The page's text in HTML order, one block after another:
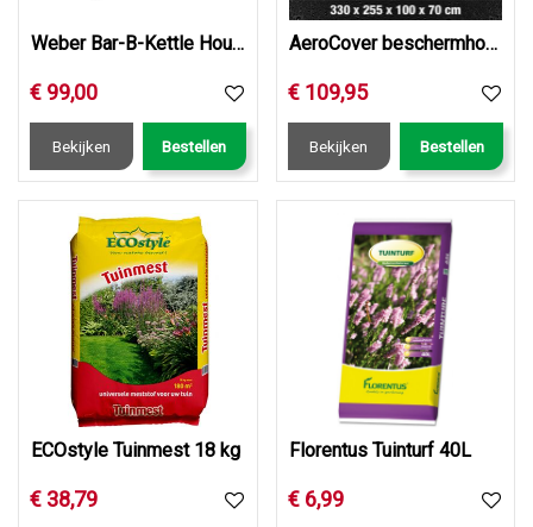
Weber Bar-B-Kettle Houtskoolbarbecue 47 cm
€ 99,00
Bekijken Bestellen
AeroCover beschermhoes loungeset hoekset rechts 330x255x100…
€ 109,95
Bekijken Bestellen
ECOstyle Tuinmest 18 kg
€ 38,79
Florentus Tuinturf 40L
€ 6,99